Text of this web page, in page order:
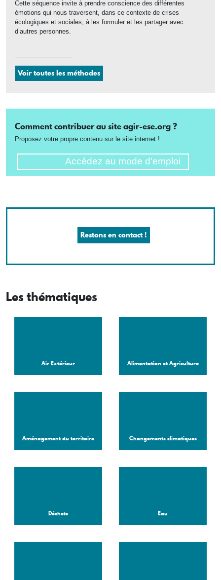
Cette séquence invite à prendre conscience des différentes
émotions qui nous traversent, dans ce contexte de crises
écologiques et sociales, à les formuler et les partager avec
d’autres personnes.
Voir toutes les méthodes
Comment contribuer au site agir-ese.org ?
Proposez votre propre contenu sur le site internet !
Accédez au mode d'emploi
Restons en contact !
Les thématiques
Air Extérieur Alimentation et Agriculture
Aménagement du territoire Changements climatiques
Déchets Eau